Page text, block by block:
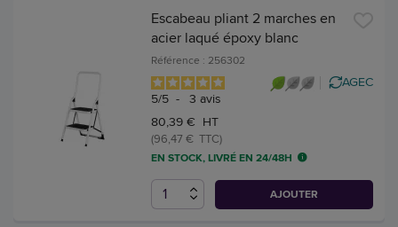
Escabeau pliant 2 marches en
acier laqué époxy blanc
Référence : 256302
5/5 - 3 avis
AGEC
80,39 € HT
(96,47 € TTC)
EN STOCK, LIVRÉ EN 24/48H
AJOUTER